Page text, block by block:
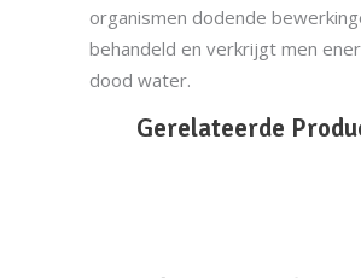
organismen dodende
behandeld en verkrijgt men
dood water.
Gerelateerde